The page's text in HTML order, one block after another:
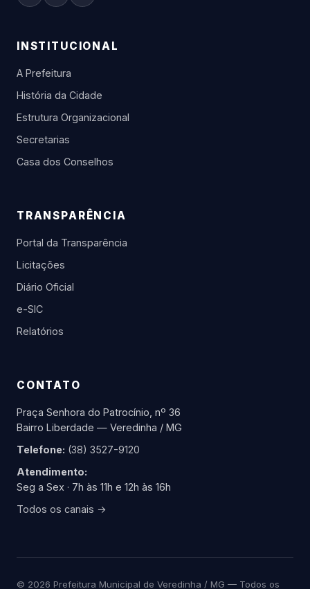
INSTITUCIONAL
A Prefeitura
História da Cidade
Estrutura Organizacional
Secretarias
Casa dos Conselhos
TRANSPARÊNCIA
Portal da Transparência
Licitações
Diário Oficial
e-SIC
Relatórios
CONTATO
Praça Senhora do Patrocínio, nº 36
Bairro Liberdade — Veredinha / MG
Telefone: (38) 3527-9120
Atendimento:
Seg a Sex · 7h às 11h e 12h às 16h
Todos os canais →
© 2026 Prefeitura Municipal de Veredinha / MG — Todos os